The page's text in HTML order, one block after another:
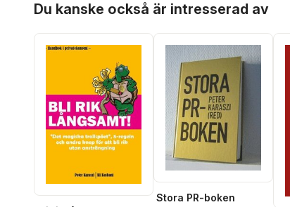
Du kanske också är intresserad av
Stora PR-boken